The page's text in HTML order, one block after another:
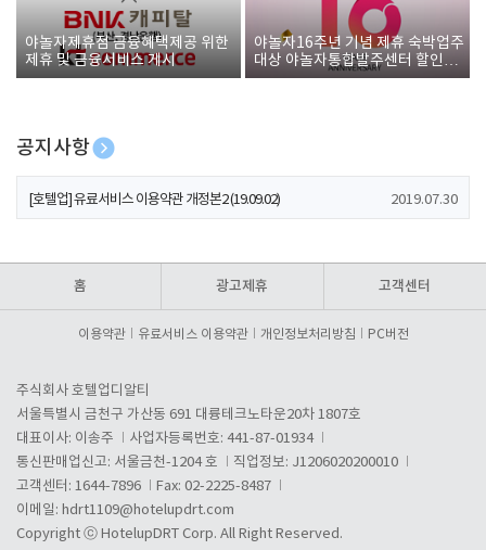
야놀자제휴점 금융혜택제공 위한
제휴 및 금융서비스 게시
야놀자16주년 기념 제휴 숙박업주
대상 야놀자통합발주센터 할인쿠
폰 증정
공지사항
[호텔업] 개인정보 처리방침 개정본1 (19.09.02)
[호텔업] 유료서비스 이용약관 개정본2 (19.09.02) 2019.07.30
홈 광고제휴 고객센터
이용약관 유료서비스 이용약관 개인정보처리방침 PC버전
주식회사 호텔업디알티
서울특별시 금천구 가산동 691 대륭테크노타운20차 1807호
대표이사: 이송주
사업자등록번호: 441-87-01934
통신판매업신고: 서울금천-1204 호
직업정보: J1206020200010
고객센터: 1644-7896
Fax: 02-2225-8487
이메일: hdrt1109@hotelupdrt.com
Copyright ⓒ HotelupDRT Corp. All Right Reserved.